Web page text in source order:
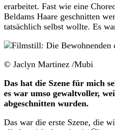
erarbeitet. Fast wie eine
Beldams Haare geschnitten
tatsächlich selbst wollte. Es
© Jaclyn Martinez /Mubi
Das hat die Szene für mich
es war umso gewaltvoller,
abgeschnitten wurden.
Das war die erste Szene, die